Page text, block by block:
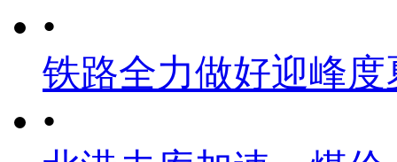
•
铁路全力做好迎峰
•